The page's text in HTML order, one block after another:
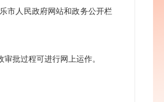
市人民政府网站和政务公开栏
批过程可进行网上运作。